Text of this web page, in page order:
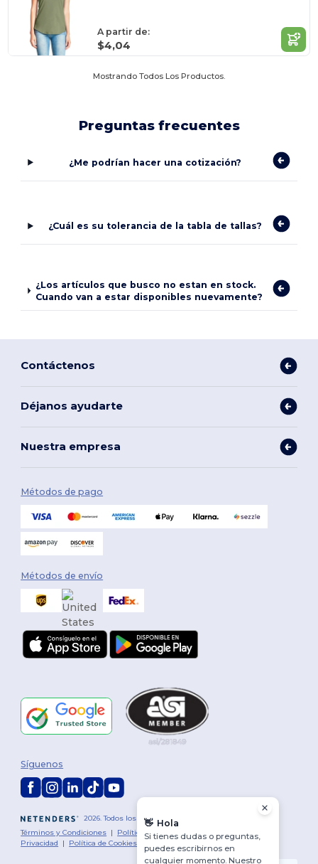
A partir de:
$4,04
Mostrando Todos Los Productos.
Preguntas frecuentes
¿Me podrían hacer una cotización?
¿Cuál es su tolerancia de la tabla de tallas?
¿Los artículos que busco no estan en stock.
Cuando van a estar disponibles nuevamente?
Contáctenos
Déjanos ayudarte
Nuestra empresa
Métodos de pago
Métodos de envío
2026. Todos los derechos reservados
Términos y Condiciones | Política de personalización
Política de
Privacidad | Política de Cookies
Síguenos
👋 Hola
Si tienes dudas o preguntas,
puedes escribirnos en
cualquier momento. Nuestro